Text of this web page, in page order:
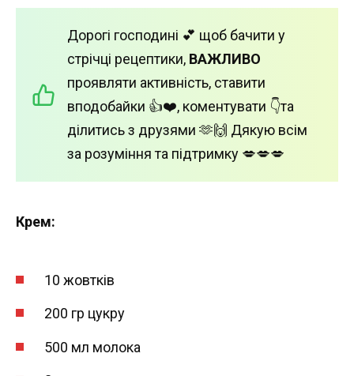
Дорогі господині 💕 щоб бачити у
стрічці рецептики, ВАЖЛИВО
проявляти активність, ставити
вподобайки 👍❤️, коментувати 👇та
ділитись з друзями 🫶🙌 Дякую всім
за розуміння та підтримку 💋💋💋
Крем:
10 жовтків
200 гр цукру
500 мл молока